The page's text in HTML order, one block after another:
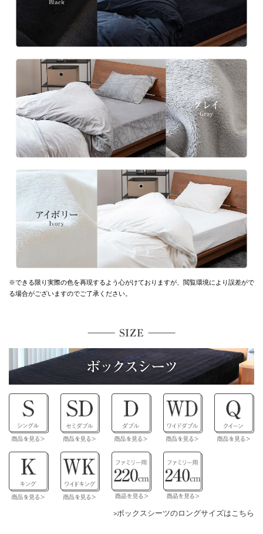
※できる限り実際の色を再現するよう心がけておりますが、 閲覧環境により誤差がで
る場合がございますのでご了承ください。
ボックスシーツのロングサイズはこちら